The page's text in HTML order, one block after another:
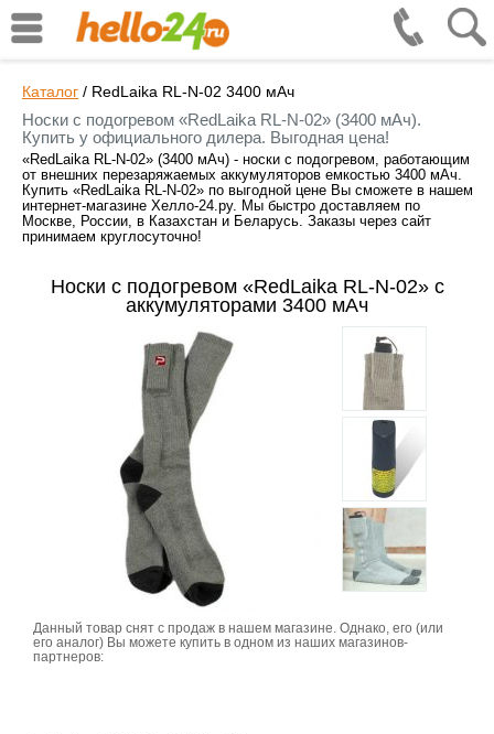
Каталог / RedLaika RL-N-02 3400 мАч
Носки с подогревом «RedLaika RL-N-02» (3400 мАч).
Купить у официального дилера. Выгодная цена!
«RedLaika RL-N-02» (3400 мАч) - носки с подогревом, работающим
от внешних перезаряжаемых аккумуляторов емкостью 3400 мАч.
Купить «RedLaika RL-N-02» по выгодной цене Вы сможете в нашем
интернет-магазине Хелло-24.ру. Мы быстро доставляем по
Москве, России, в Казахстан и Беларусь. Заказы через сайт
принимаем круглосуточно!
Носки с подогревом «RedLaika RL-N-02» с
аккумуляторами 3400 мАч
Данный товар снят с продаж в нашем магазине. Однако, его (или
его аналог) Вы можете купить в одном из наших магазинов-
партнеров: